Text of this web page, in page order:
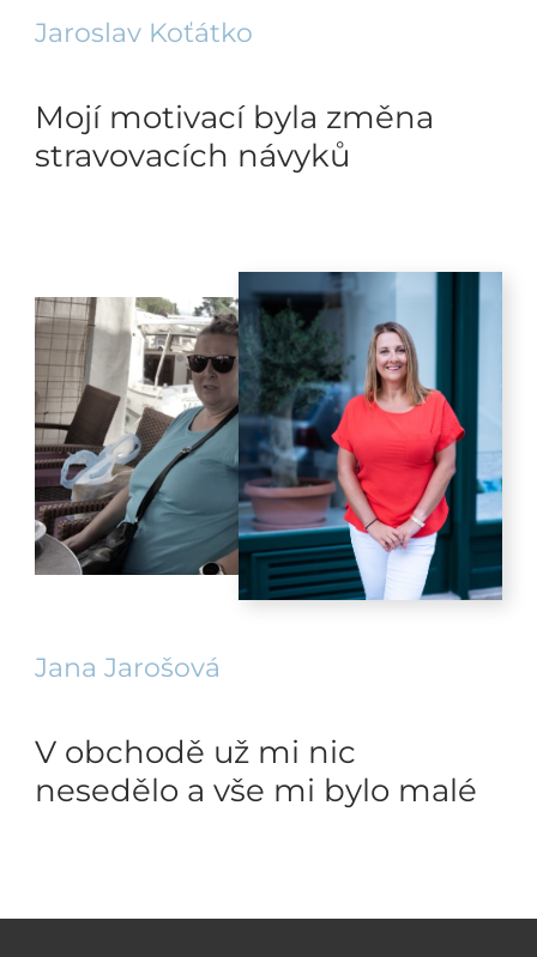
Jaroslav Koťátko
Mojí motivací byla změna
stravovacích návyků
Jana Jarošová
V obchodě už mi nic
nesedělo a vše mi bylo malé